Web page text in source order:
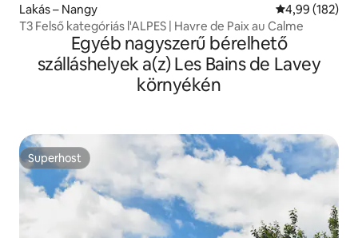
Lakás – Nangy Átlagos
4,99 (182)
T3 Felső kategóriás l'ALPES | Havre de Paix au Calme
Egyéb nagyszerű bérelhető
szálláshelyek a(z) Les Bains de Lavey
környékén
Superhost
Superhost